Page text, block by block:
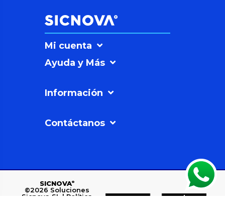
Mi cuenta
Ayuda y Más
Información
Contáctanos
SICNOVAº
©2026 Soluciones
Sicnova SL | Política